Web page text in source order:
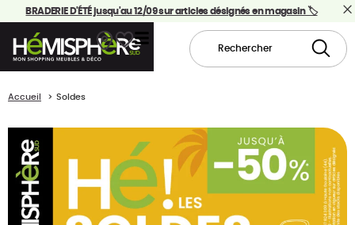
BRADERIE D'ÉTÉ jusqu'au 12/09 sur articles désignés en magasin 🏷️
Accueil Soldes